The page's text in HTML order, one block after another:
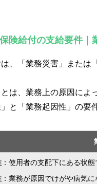
保険給付の支給要件
、「業務災害」または
とは、業務上の原因によ
」と「業務起因性」の要
：使用者の支配下にある状
：業務が原因でけがや病気